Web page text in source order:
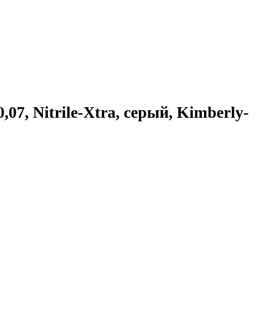
Nitrile-Xtra, серый, Kimberly-